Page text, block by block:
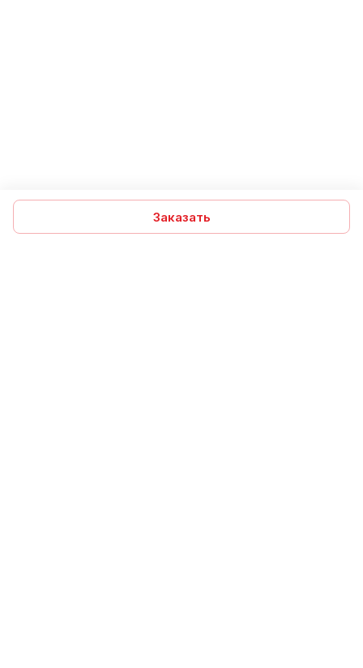
Заказать